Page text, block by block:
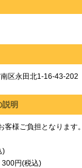
区永田北1-16-43-202
明
様ご負担となります。
)
300円(税込)